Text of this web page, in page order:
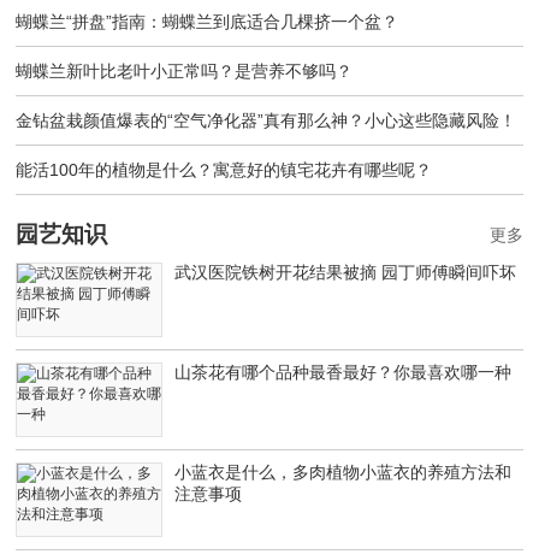
蝴蝶兰“拼盘”指南：蝴蝶兰到底适合几棵挤一个盆？
蝴蝶兰新叶比老叶小正常吗？是营养不够吗？
金钻盆栽颜值爆表的“空气净化器”真有那么神？小心这些隐藏风险！
能活100年的植物是什么？寓意好的镇宅花卉有哪些呢？
园艺知识
武汉医院铁树开花结果被摘 园丁师傅瞬间吓坏
山茶花有哪个品种最香最好？你最喜欢哪一种
小蓝衣是什么，多肉植物小蓝衣的养殖方法和
注意事项
更多